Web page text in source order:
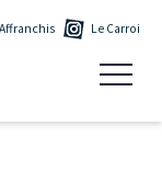
Le Carroi